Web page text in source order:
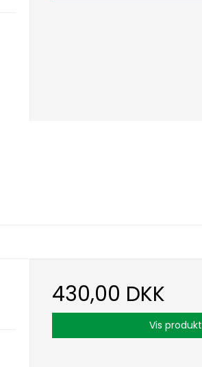
430,00 DKK
Vis produkt